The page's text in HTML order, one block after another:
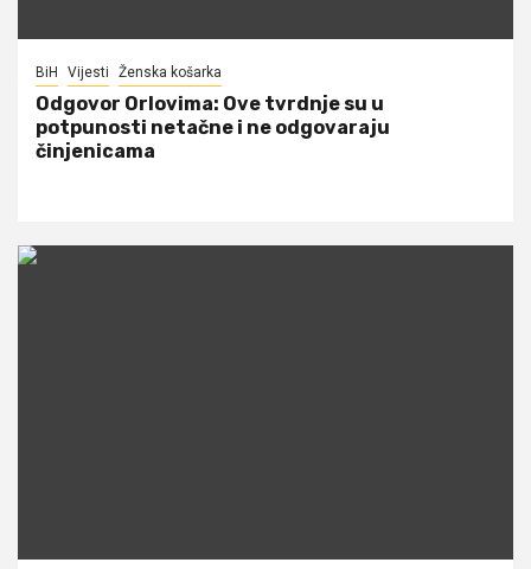
BiH Vijesti Ženska košarka
Odgovor Orlovima: ​Ove tvrdnje su u
potpunosti netačne i ne odgovaraju
činjenicama